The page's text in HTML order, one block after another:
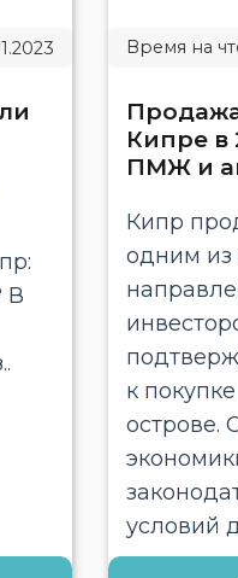
В
Кипре в
ПМЖ и
Кипр
одним из
к
острове.
условий